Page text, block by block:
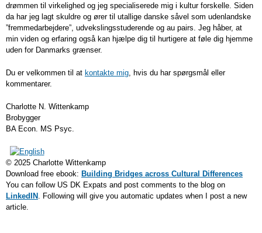
drømmen til virkelighed og jeg specialiserede mig i kultur forskelle. Siden
da har jeg lagt skuldre og ører til utallige danske såvel som udenlandske
”fremmedarbejdere”, udvekslingsstuderende og au pairs. Jeg håber, at
min viden og erfaring også kan hjælpe dig til hurtigere at føle dig hjemme
uden for Danmarks grænser.
Du er velkommen til at kontakte mig, hvis du har spørgsmål eller
kommentarer.
Charlotte N. Wittenkamp
Brobygger
BA Econ. MS Psyc.
© 2025 Charlotte Wittenkamp
Download free ebook: Building Bridges across Cultural Differences
You can follow US DK Expats and post comments to the blog on
LinkedIN . Following will give you automatic updates when I post a new
article.